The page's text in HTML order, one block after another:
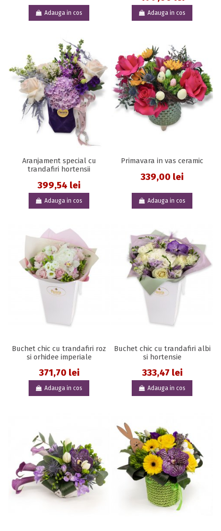
Adauga in cos Adauga in cos
Aranjament special cu
trandafiri hortensii
399,54 lei
Adauga in cos
Primavara in vas ceramic
339,00 lei
Adauga in cos
Buchet chic cu trandafiri roz
si orhidee imperiale
371,70 lei
Adauga in cos
Buchet chic cu trandafiri albi
si hortensie
333,47 lei
Adauga in cos